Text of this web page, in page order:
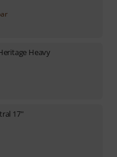
Heavy
17"